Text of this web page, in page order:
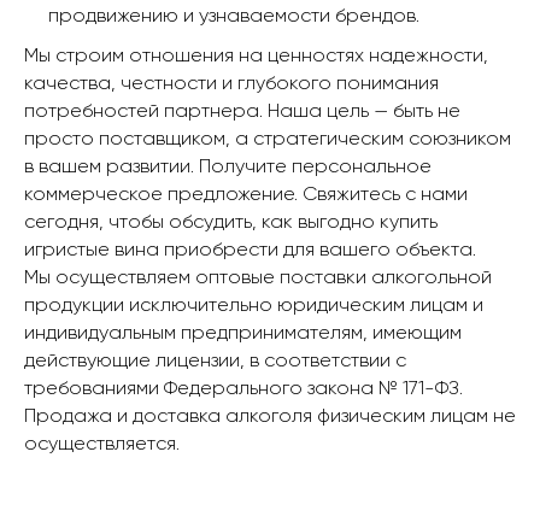
продвижению и узнаваемости брендов.
Мы строим отношения на ценностях надежности,
качества, честности и глубокого понимания
потребностей партнера. Наша цель — быть не
просто поставщиком, а стратегическим союзником
в вашем развитии. Получите персональное
коммерческое предложение. Свяжитесь с нами
сегодня, чтобы обсудить, как выгодно купить
игристые вина приобрести для вашего объекта.
Мы осуществляем оптовые поставки алкогольной
продукции исключительно юридическим лицам и
индивидуальным предпринимателям, имеющим
действующие лицензии, в соответствии с
требованиями Федерального закона № 171-ФЗ.
Продажа и доставка алкоголя физическим лицам не
осуществляется.